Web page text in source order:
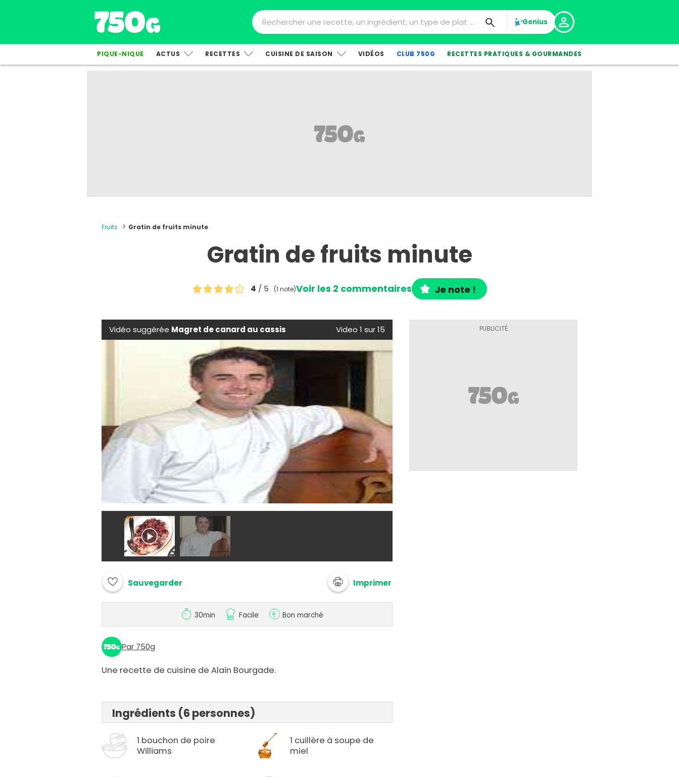
Genius
PIQUE-NIQUE ACTUS RECETTES CUISINE DE SAISON VIDÉOS CLUB 750G RECETTES PRATIQUES & GOURMANDES
Fruits Gratin de fruits minute
Gratin de fruits minute
4 / 5 (1 note)Voir les 2 commentaires Je note !
Vidéo suggérée Magret de canard au cassis Video 1 sur 15
Sauvegarder Imprimer
30min Facile Bon marché
Par 750g
Une recette de cuisine de Alain Bourgade.
Ingrédients (6 personnes)
1 bouchon de poire
Williams
1 cuillère à soupe de
miel